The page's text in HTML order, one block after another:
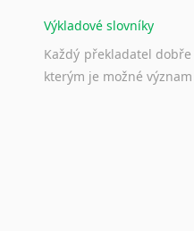
Výkladové slovníky
Každý překladatel dobře
kterým je možné význam